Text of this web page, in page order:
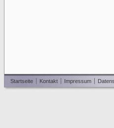
Startseite Kontakt Impressum